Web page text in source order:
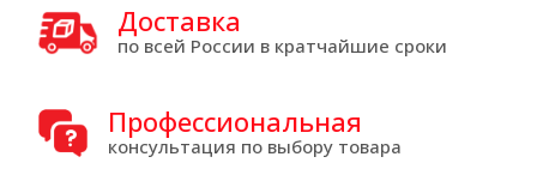
Доставка
по всей России в кратчайшие сроки
Профессиональная
консультация по выбору товара